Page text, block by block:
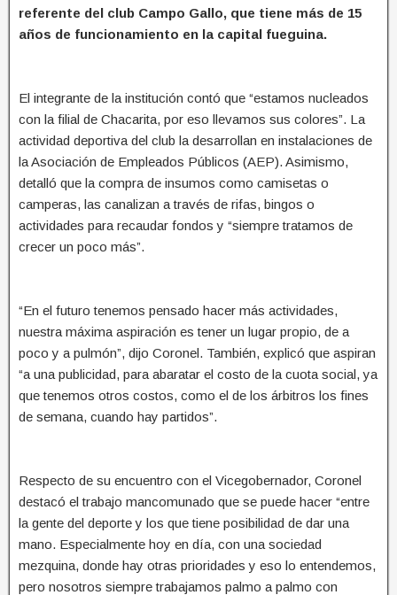
referente del club Campo Gallo, que tiene más de 15
años de funcionamiento en la capital fueguina.
El integrante de la institución contó que “estamos nucleados
con la filial de Chacarita, por eso llevamos sus colores”. La
actividad deportiva del club la desarrollan en instalaciones de
la Asociación de Empleados Públicos (AEP). Asimismo,
detalló que la compra de insumos como camisetas o
camperas, las canalizan a través de rifas, bingos o
actividades para recaudar fondos y “siempre tratamos de
crecer un poco más”.
“En el futuro tenemos pensado hacer más actividades,
nuestra máxima aspiración es tener un lugar propio, de a
poco y a pulmón”, dijo Coronel. También, explicó que aspiran
“a una publicidad, para abaratar el costo de la cuota social, ya
que tenemos otros costos, como el de los árbitros los fines
de semana, cuando hay partidos”.
Respecto de su encuentro con el Vicegobernador, Coronel
destacó el trabajo mancomunado que se puede hacer “entre
la gente del deporte y los que tiene posibilidad de dar una
mano. Especialmente hoy en día, con una sociedad
mezquina, donde hay otras prioridades y eso lo entendemos,
pero nosotros siempre trabajamos palmo a palmo con